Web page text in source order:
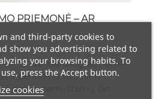
PRIEMONĖ – AR
– tai kur kas daugiau nei tik
ir periodinis techninis
dažnai pamirštamų, bet
and third-party cookies to
show you advertising related to
your browsing habits. To
press the Accept button.
cookies